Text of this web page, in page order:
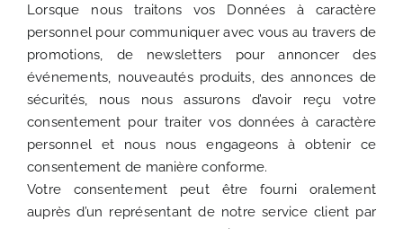
Lorsque nous traitons vos Données à caractère
personnel pour communiquer avec vous au travers de
promotions, de newsletters pour annoncer des
événements, nouveautés produits, des annonces de
sécurités, nous nous assurons d’avoir reçu votre
consentement pour traiter vos données à caractère
personnel et nous nous engageons à obtenir ce
consentement de manière conforme.
Votre consentement peut être fourni oralement
auprès d’un représentant de notre service client par